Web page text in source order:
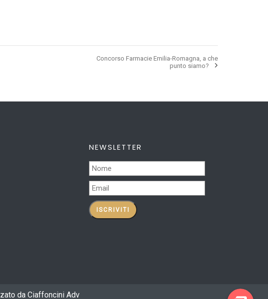
Concorso Farmacie Emilia-Romagna, a che
punto siamo?
NEWSLETTER
da Ciaffoncini Adv